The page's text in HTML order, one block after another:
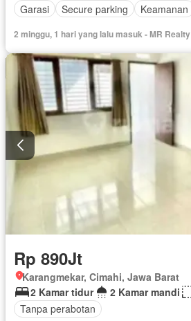
Garasi
Secure parking Keamanan
2 minggu, 1 hari yang lalu masuk - MR Realty
Rp 890Jt
Karangmekar, Cimahi, Jawa Barat
2 Kamar tidur
2 Kamar mandi
Tanpa perabotan